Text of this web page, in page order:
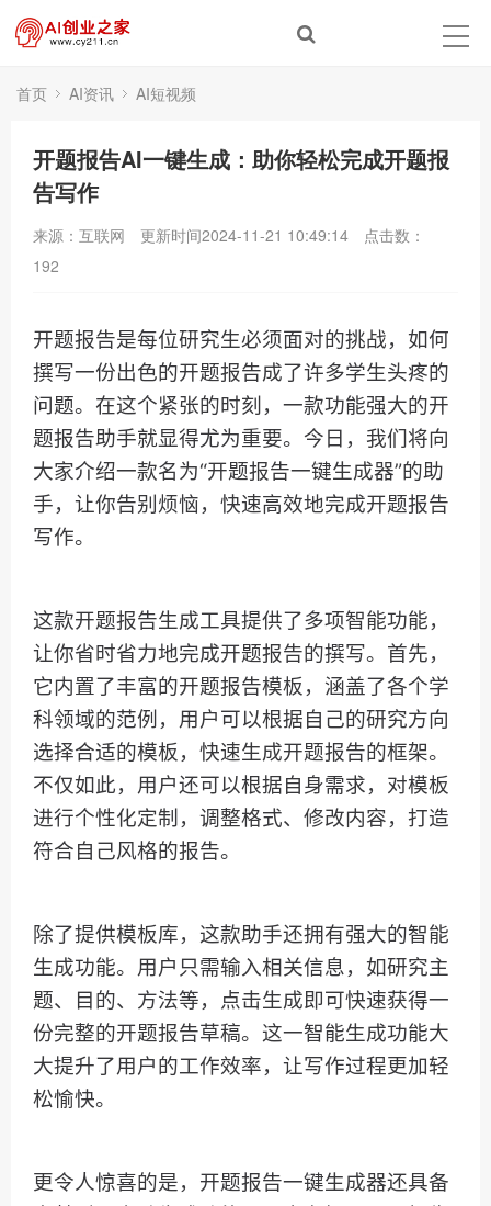
首页 AI资讯 AI短视频
开题报告AI一键生成：助你轻松完成开题报
告写作
来源：互联网 更新时间2024-11-21 10:49:14
点击数：
192
开题报告是每位研究生必须面对的挑战，如何
撰写一份出色的开题报告成了许多学生头疼的
问题。在这个紧张的时刻，一款功能强大的开
题报告助手就显得尤为重要。今日，我们将向
大家介绍一款名为“开题报告一键生成器”的助
手，让你告别烦恼，快速高效地完成开题报告
写作。
这款开题报告生成工具提供了多项智能功能，
让你省时省力地完成开题报告的撰写。首先，
它内置了丰富的开题报告模板，涵盖了各个学
科领域的范例，用户可以根据自己的研究方向
选择合适的模板，快速生成开题报告的框架。
不仅如此，用户还可以根据自身需求，对模板
进行个性化定制，调整格式、修改内容，打造
符合自己风格的报告。
除了提供模板库，这款助手还拥有强大的智能
生成功能。用户只需输入相关信息，如研究主
题、目的、方法等，点击生成即可快速获得一
份完整的开题报告草稿。这一智能生成功能大
大提升了用户的工作效率，让写作过程更加轻
松愉快。
更令人惊喜的是，开题报告一键生成器还具备